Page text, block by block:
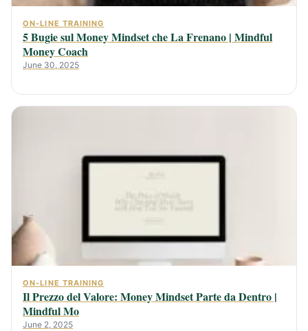
ON-LINE TRAINING
5 Bugie sul Money Mindset che La Frenano | Mindful
Money Coach
June 30, 2025
ON-LINE TRAINING
Il Prezzo del Valore: Money Mindset Parte da Dentro |
Mindful Mo
June 2, 2025